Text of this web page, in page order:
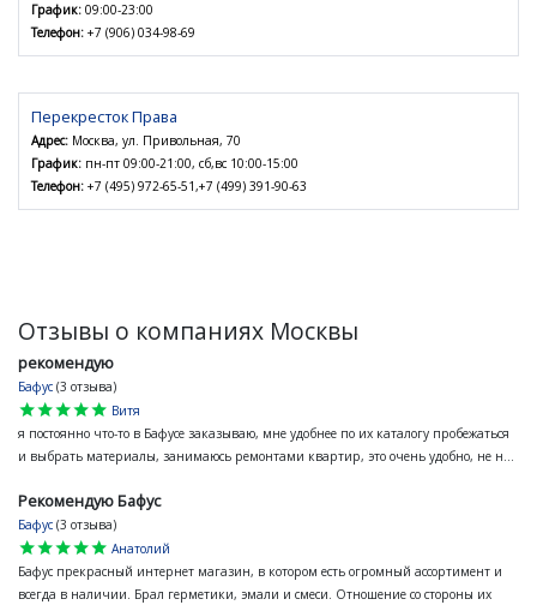
График: 09:00-23:00
Телефон: +7 (906) 034-98-69
Перекресток Права
Адрес: Москва, ул. Привольная, 70
График: пн-пт 09:00-21:00, сб,вс 10:00-15:00
Телефон: +7 (495) 972-65-51,+7 (499) 391-90-63
Отзывы о компаниях Москвы
рекомендую
Бафус (3 отзыва)
star
star
star
star
star
Витя
я постоянно что-то в Бафусе заказываю, мне удобнее по их каталогу пробежаться
и выбрать материалы, занимаюсь ремонтами квартир, это очень удобно, не н...
Рекомендую Бафус
Бафус (3 отзыва)
star
star
star
star
star
Анатолий
Бафус прекрасный интернет магазин, в котором есть огромный ассортимент и
всегда в наличии. Брал герметики, эмали и смеси. Отношение со стороны их